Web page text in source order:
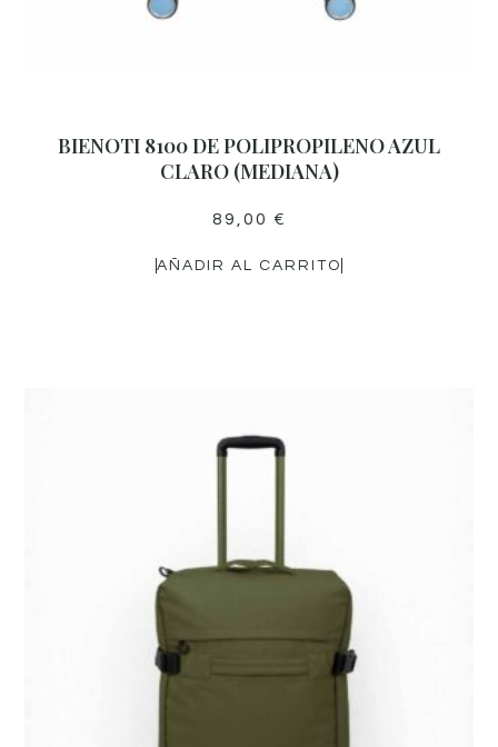
BIENOTI 8100 DE POLIPROPILENO AZUL
CLARO (MEDIANA)
89,00 €
AÑADIR AL CARRITO